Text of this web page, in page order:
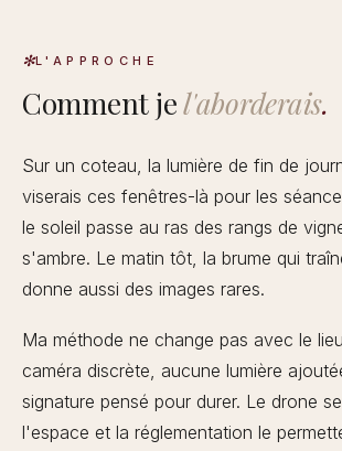
L'APPROCHE
Comment jel'aborderais.
Sur un coteau, la lumière de fin de
viserais ces fenêtres-là pour les
le soleil passe au ras des rangs de
s'ambre. Le matin tôt, la brume qui
donne aussi des images rares.
Ma méthode ne change pas avec le
caméra discrète, aucune lumière
signature pensé pour durer. Le drone
l'espace et la réglementation le